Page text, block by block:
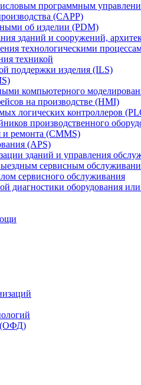
программным
(CAPP)
об изделии (PDM)
зданий и сооружений,
технологическими
техникой
поддержки изделия (ILS)
компьютерного
на производстве (HMI)
логических контроллеров
производственного
и ремонта (CMMS)
(APS)
зданий и управления
сервисным
сервисного обслуживания
диагностики оборудования или
(ОФД)